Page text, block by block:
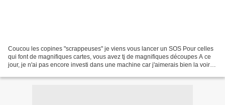
Coucou les copines "scrappeuses" je viens vous lancer un SOS Pour celles
qui font de magnifiques cartes, vous avez tj de magnifiques découpes A ce
jour, je n'ai pas encore investi dans une machine car j'aimerais bien la voir